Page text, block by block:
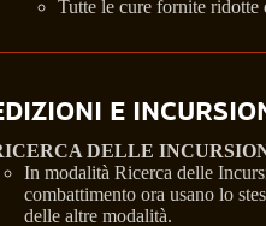
Tutte le cure fornite ridotte
E
DELLE
In modalità Ricerca delle
combattimento ora usano lo
delle altre modalità.